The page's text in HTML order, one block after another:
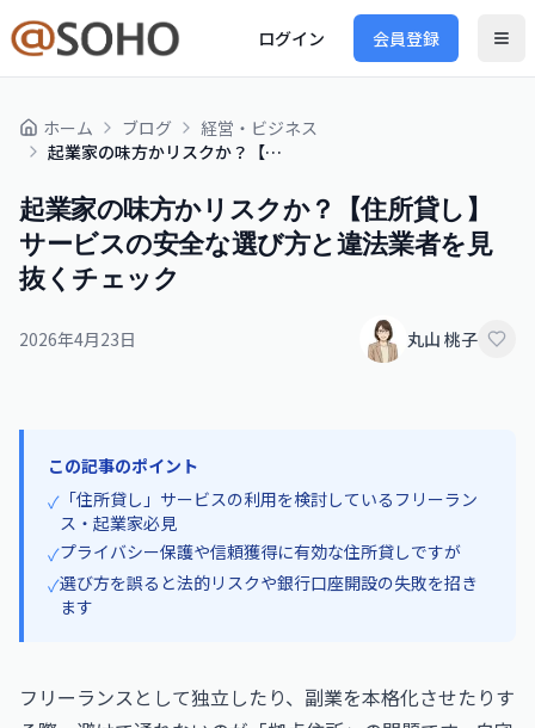
ログイン 会員登録
ホーム ブログ
経営・ビジネス
起業家の味方かリスクか？【住所貸し】サービスの安全な選び方と違法業者を見抜くチェック
起業家の味方かリスクか？【住所貸し】
サービスの安全な選び方と違法業者を見
抜くチェック
2026年4月23日 丸山 桃子
この記事のポイント
✓ 「住所貸し」サービスの利用を検討しているフリーラン
ス・起業家必見
✓プライバシー保護や信頼獲得に有効な住所貸しですが
✓選び方を誤ると法的リスクや銀行口座開設の失敗を招き
ます
フリーランスとして独立したり、副業を本格化させたりす